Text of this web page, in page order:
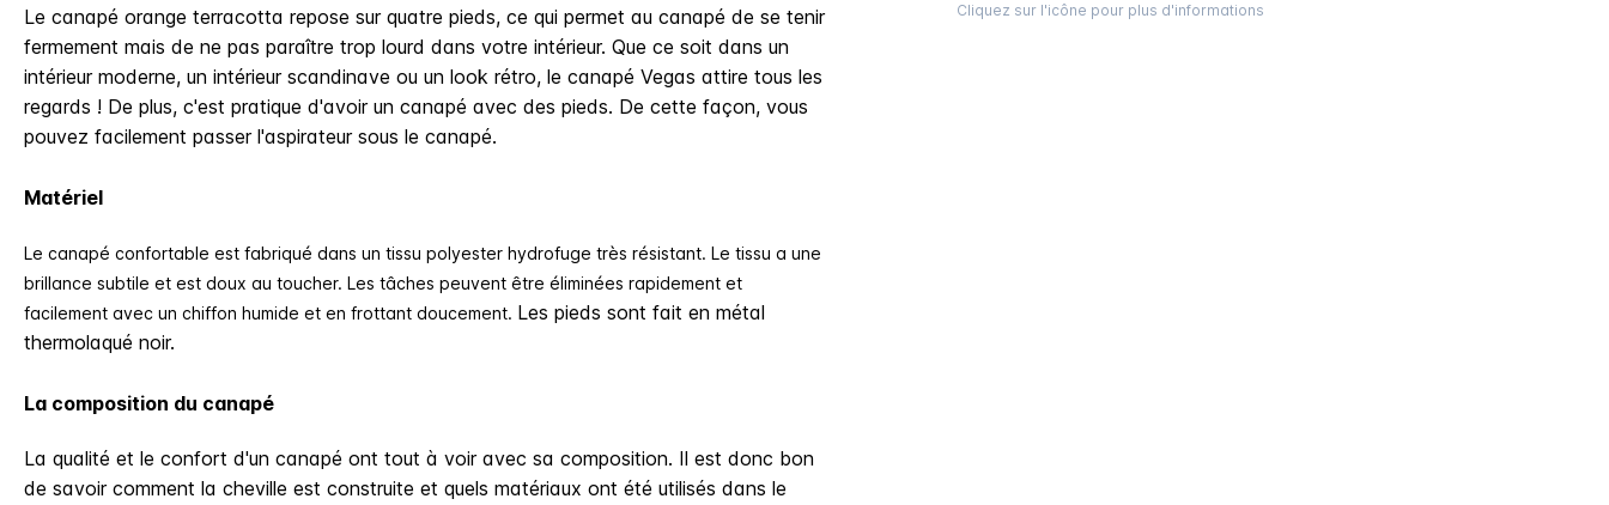
Le canapé orange terracotta repose sur quatre pieds, ce qui permet au canapé de se tenir
fermement mais de ne pas paraître trop lourd dans votre intérieur. Que ce soit dans un
intérieur moderne, un intérieur scandinave ou un look rétro, le canapé Vegas attire tous les
regards ! De plus, c'est pratique d'avoir un canapé avec des pieds. De cette façon, vous
pouvez facilement passer l'aspirateur sous le canapé.
Matériel
Le canapé confortable est fabriqué dans un tissu polyester hydrofuge très résistant. Le tissu a une
brillance subtile et est doux au toucher. Les tâches peuvent être éliminées rapidement et
facilement avec un chiffon humide et en frottant doucement. Les pieds sont fait en métal
thermolaqué noir.
La composition du canapé
La qualité et le confort d'un canapé ont tout à voir avec sa composition. Il est donc bon
de savoir comment la cheville est construite et quels matériaux ont été utilisés dans le
Cliquez sur l'icône pour plus d'informations